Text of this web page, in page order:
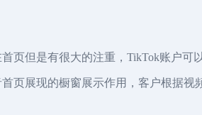
页但是有很大的注重，TikTok账户可
页展现的橱窗展示作用，客户根据视